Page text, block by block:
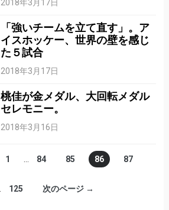
2018年3月17日
「強いチームを立て直す」。ア
イスホッケー、世界の壁を感じ
た５試合
2018年3月17日
桃佳が金メダル、大回転メダル
セレモニー。
2018年3月16日
1 84 85 86 87
125 次のページ →